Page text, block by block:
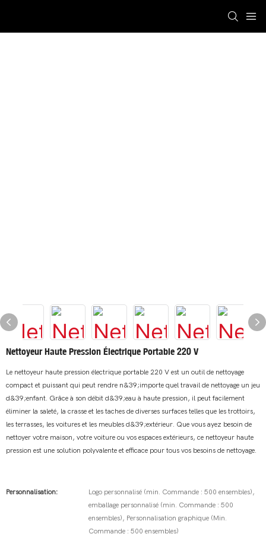
Nettoyeur Haute Pression Électrique Portable 220 V
Le nettoyeur haute pression électrique portable 220 V est un outil de nettoyage
compact et puissant qui peut rendre n&39;importe quel travail de nettoyage un jeu
d&39;enfant. Grâce à son débit d&39;eau à haute pression, il peut facilement
éliminer la saleté, la crasse et les taches de diverses surfaces telles que les trottoirs,
les terrasses, les voitures et les meubles d&39;extérieur. Que vous ayez besoin de
nettoyer votre maison, votre voiture ou vos espaces extérieurs, ce nettoyeur haute
pression est une solution polyvalente et efficace pour tous vos besoins de nettoyage.
Personnalisation:
Logo personnalisé (min. Commande : 500 ensembles),
emballage personnalisé (min. Commande : 500
ensembles), Personnalisation graphique (Min.
Commande : 500 ensembles)